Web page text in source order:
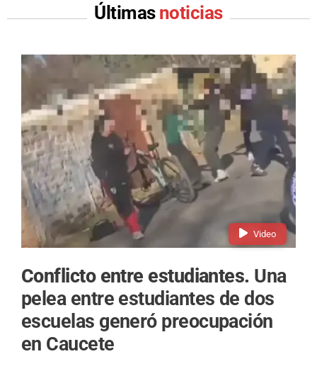
Últimas noticias
Video
Conflicto entre estudiantes. Una
pelea entre estudiantes de dos
escuelas generó preocupación
en Caucete